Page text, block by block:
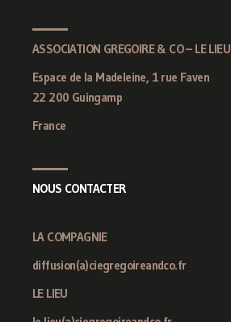
ASSOCIATION GREGOIRE & CO – LE LIEU
Espace de la Madeleine, 1 rue Faven
22 200 Guingamp
France
NOUS CONTACTER
LA COMPAGNIE
diffusion(a)ciegregoireandco.fr
LE LIEU